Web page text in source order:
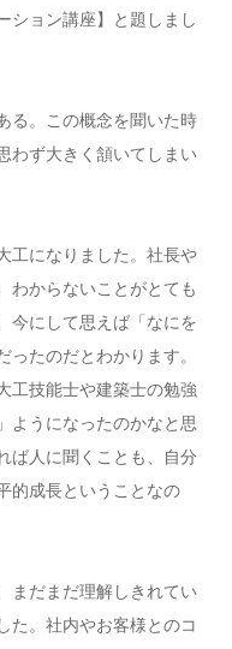
ション講座】と題しまし
る。この概念を聞いた時
わず大きく頷いてしまい
工になりました。社長や
わからないことがとても
今にして思えば「なにを
ったのだとわかります。
工技能士や建築士の勉強
ようになったのかなと思
ば人に聞くことも、自分
的成長ということなの
まだまだ理解しきれてい
た。社内やお客様とのコ